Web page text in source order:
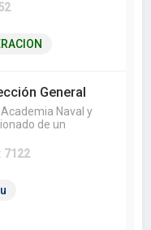
General
Naval y
de un
7122